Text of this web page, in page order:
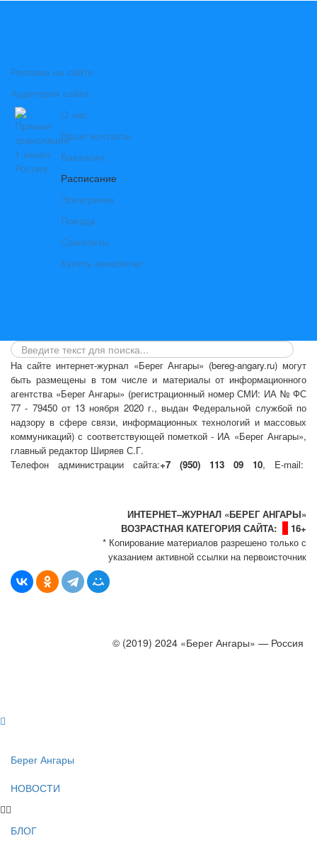
Реклама на сайте
Аудитория сайта
О нас
Наши контакты
Вакансии
Расписание
Электрички
Поезда
Самолеты
Купить авиабилет
На сайте интернет-журнал «Берег Ангары» (bereg-angary.ru) могут
быть размещены в том числе и материалы от информационного
агентства «Берег Ангары» (регистрационный номер СМИ: ИА № ФС
77 - 79450 от 13 ноября 2020 г., выдан Федеральной службой по
надзору в сфере связи, информационных технологий и массовых
коммуникаций) с соответствующей пометкой - ИА «Берег Ангары»,
главный редактор Ширяев С.Г.
Телефон администрации сайта:+7 (950) 113 09 10, E-mail:
ИНТЕРНЕТ–ЖУРНАЛ «БЕРЕГ АНГАРЫ»
ВОЗРАСТНАЯ КАТЕГОРИЯ САЙТА:
16+
* Копирование материалов разрешено только с
указанием активной ссылки на первоисточник
© (2019) 2024 «Берег Ангары» — Россия
Берег Ангары
НОВОСТИ
БЛОГ